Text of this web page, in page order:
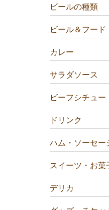
ビールの種類
ビール＆フード
カレー
サラダソース
ビーフシチュー
ドリンク
ハム・ソーセー
スイーツ・お菓
デリカ